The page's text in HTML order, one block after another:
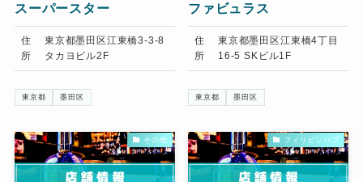
スーパースター
住
所
東京都墨田区江東橋3-3-8
タカヨビル2F
東京都 墨田区
ファビュラス
住
所
東京都墨田区江東橋4丁目
16-5 SKビル1F
東京都 墨田区
その他 フィリピンパブ